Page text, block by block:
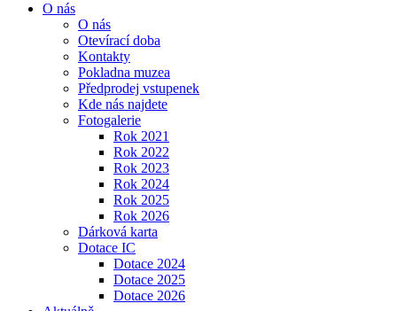
O nás
O nás
Otevírací doba
Kontakty
Pokladna muzea
Předprodej vstupenek
Kde nás najdete
Fotogalerie
Rok 2021
Rok 2022
Rok 2023
Rok 2024
Rok 2025
Rok 2026
Dárková karta
Dotace IC
Dotace 2024
Dotace 2025
Dotace 2026